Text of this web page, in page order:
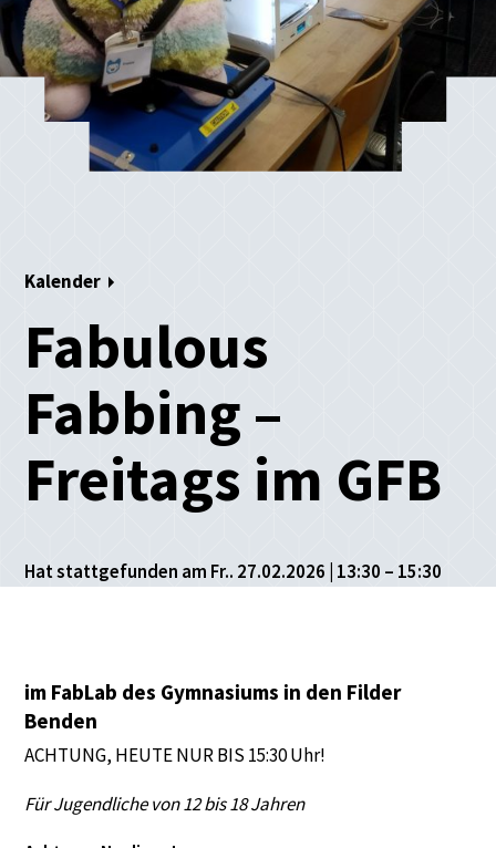
Kalender
Fabulous
Fabbing –
Freitags im GFB
Hat stattgefunden am Fr.. 27.02.2026 | 13:30 – 15:30
im FabLab des Gymnasiums in den Filder
Benden
ACHTUNG, HEUTE NUR BIS 15:30 Uhr!
Für Jugendliche von 12 bis 18 Jahren